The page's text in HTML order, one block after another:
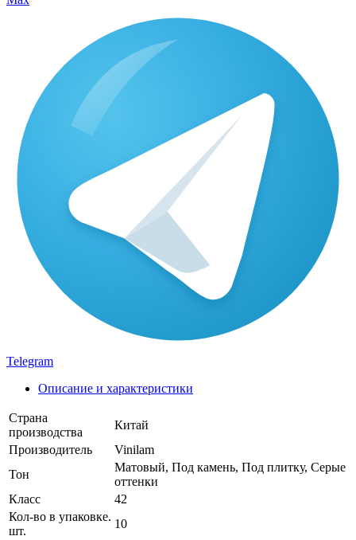
Telegram
Описание и характеристики
Страна
производства
Китай
Производитель
Vinilam
Тон
Матовый, Под камень, Под плитку, Серые
оттенки
Класс
42
Кол-во в упаковке.
шт.
10